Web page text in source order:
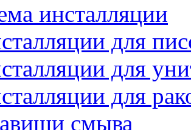
инсталляции
для
для
для
смыва